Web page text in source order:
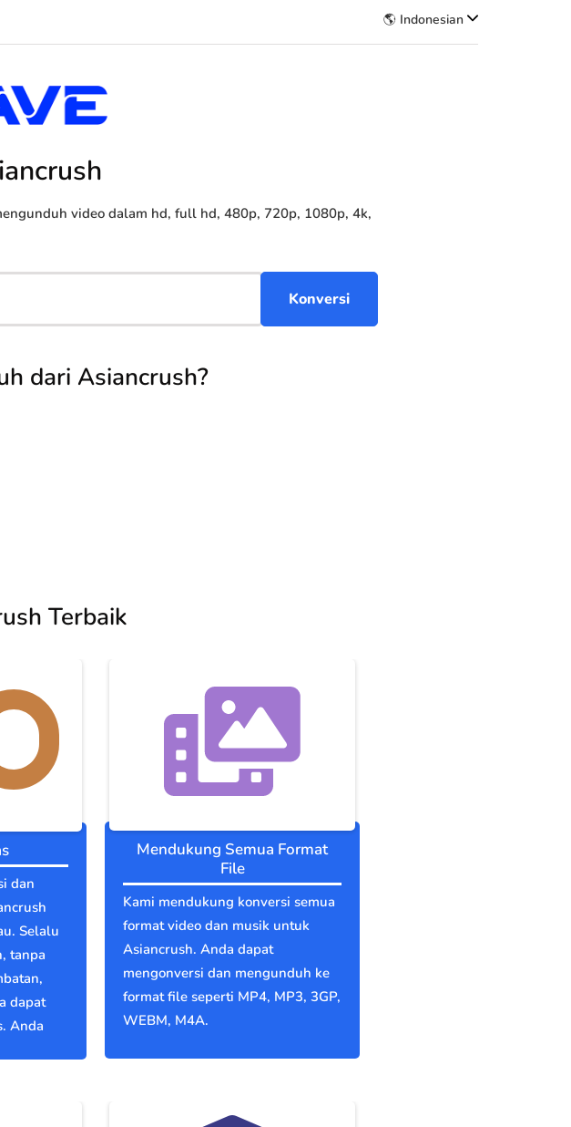
🌎 Indonesian
video dalam hd, full hd, 480p, 720p, 1080p, 4k,
dari Asiancrush?
Terbaik
dan
Selalu
tanpa
dapat
Anda
Mendukung Semua Format
File
Kami mendukung konversi semua
format video dan musik untuk
Asiancrush. Anda dapat
mengonversi dan mengunduh ke
format file seperti MP4, MP3, 3GP,
WEBM, M4A.